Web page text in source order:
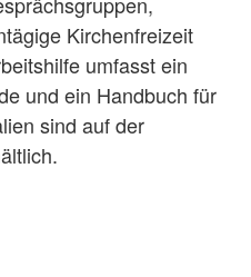
Kirchenfreizeit
umfasst ein
und ein Handbuch für
sind auf der